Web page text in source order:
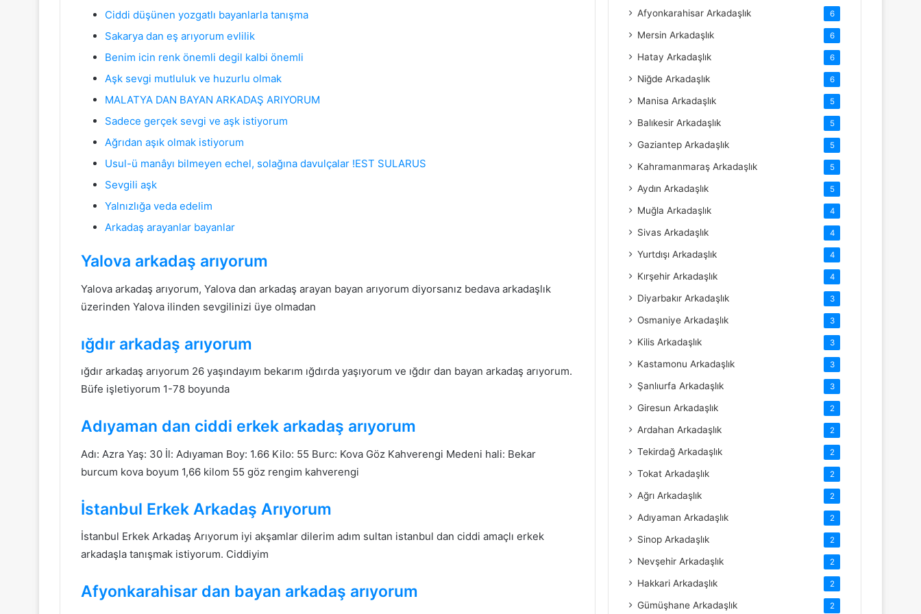
Ciddi düşünen yozgatlı bayanlarla tanışma
Sakarya dan eş arıyorum evlilik
Benim icin renk önemli degil kalbi önemli
Aşk sevgi mutluluk ve huzurlu olmak
MALATYA DAN BAYAN ARKADAŞ ARIYORUM
Sadece gerçek sevgi ve aşk istiyorum
Ağrıdan aşık olmak istiyorum
Usul-ü manâyı bilmeyen echel, solağına davulçalar !EST SULARUS
Sevgili aşk
Yalnızlığa veda edelim
Arkadaş arayanlar bayanlar
Yalova arkadaş arıyorum
Yalova arkadaş arıyorum, Yalova dan arkadaş arayan bayan arıyorum diyorsanız bedava arkadaşlık
üzerinden Yalova ilinden sevgilinizi üye olmadan
ığdır arkadaş arıyorum
ığdır arkadaş arıyorum 26 yaşındayım bekarım ığdırda yaşıyorum ve ığdır dan bayan arkadaş arıyorum.
Büfe işletiyorum 1-78 boyunda
Adıyaman dan ciddi erkek arkadaş arıyorum
Adı: Azra Yaş: 30 İl: Adıyaman Boy: 1.66 Kilo: 55 Burc: Kova Göz Kahverengi Medeni hali: Bekar
burcum kova boyum 1,66 kilom 55 göz rengim kahverengi
İstanbul Erkek Arkadaş Arıyorum
İstanbul Erkek Arkadaş Arıyorum iyi akşamlar dilerim adım sultan istanbul dan ciddi amaçlı erkek
arkadaşla tanışmak istiyorum. Ciddiyim
Afyonkarahisar dan bayan arkadaş arıyorum
Afyonkarahisar Arkadaşlık 6
Mersin Arkadaşlık 6
Hatay Arkadaşlık 6
Niğde Arkadaşlık 6
Manisa Arkadaşlık 5
Balıkesir Arkadaşlık 5
Gaziantep Arkadaşlık 5
Kahramanmaraş Arkadaşlık 5
Aydın Arkadaşlık 5
Muğla Arkadaşlık 4
Sivas Arkadaşlık 4
Yurtdışı Arkadaşlık 4
Kırşehir Arkadaşlık 4
Diyarbakır Arkadaşlık 3
Osmaniye Arkadaşlık 3
Kilis Arkadaşlık 3
Kastamonu Arkadaşlık 3
Şanlıurfa Arkadaşlık 3
Giresun Arkadaşlık 2
Ardahan Arkadaşlık 2
Tekirdağ Arkadaşlık 2
Tokat Arkadaşlık 2
Ağrı Arkadaşlık 2
Adıyaman Arkadaşlık 2
Sinop Arkadaşlık 2
Nevşehir Arkadaşlık 2
Hakkari Arkadaşlık 2
Gümüşhane Arkadaşlık 2